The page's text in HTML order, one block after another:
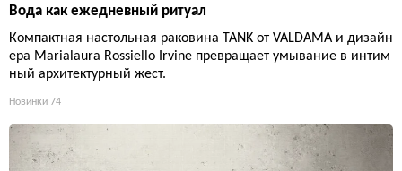
Вода как ежедневный ритуал
Компактная настольная раковина TANK от VALDAMA и дизайн
ера Marialaura Rossiello Irvine превращает умывание в интим
ный архитектурный жест.
Новинки 74